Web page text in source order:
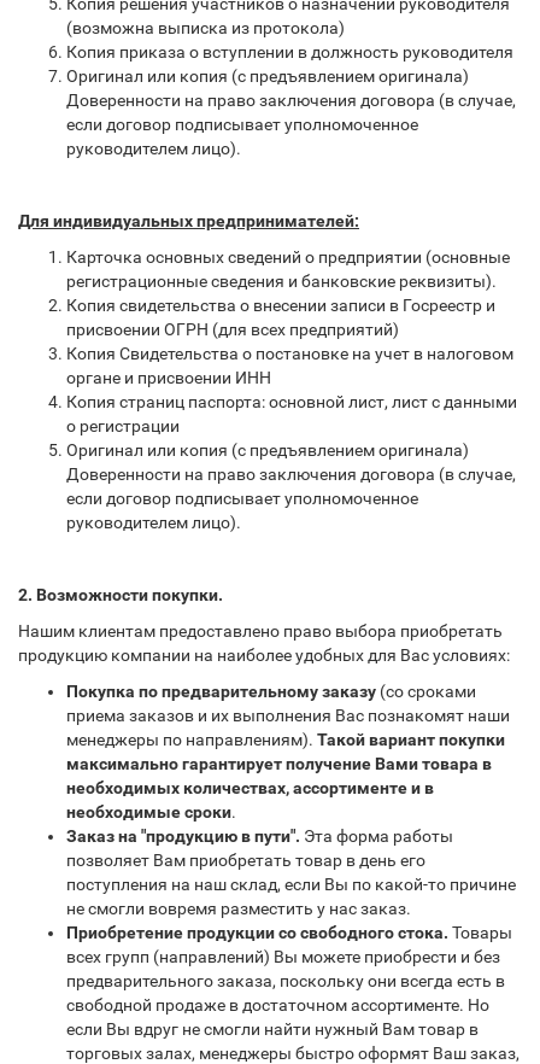
(возможна выписка из протокола)
Копия приказа о вступлении в должность руководителя
Оригинал или копия (с предъявлением оригинала)
Доверенности на право заключения договора (в случае,
если договор подписывает уполномоченное
руководителем лицо).
Для индивидуальных предпринимателей:
Карточка основных сведений о предприятии (основные
регистрационные сведения и банковские реквизиты).
Копия свидетельства о внесении записи в Госреестр и
присвоении ОГРН (для всех предприятий)
Копия Свидетельства о постановке на учет в налоговом
органе и присвоении ИНН
Копия страниц паспорта: основной лист, лист с данными
о регистрации
Оригинал или копия (с предъявлением оригинала)
Доверенности на право заключения договора (в случае,
если договор подписывает уполномоченное
руководителем лицо).
2. Возможности покупки.
Нашим клиентам предоставлено право выбора приобретать
продукцию компании на наиболее удобных для Вас условиях:
Покупка по предварительному заказу (со сроками
приема заказов и их выполнения Вас познакомят наши
менеджеры по направлениям). Такой вариант покупки
максимально гарантирует получение Вами товара в
необходимых количествах, ассортименте и в
необходимые сроки.
Заказ на "продукцию в пути". Эта форма работы
позволяет Вам приобретать товар в день его
поступления на наш склад, если Вы по какой-то причине
не смогли вовремя разместить у нас заказ.
Приобретение продукции со свободного стока. Товары
всех групп (направлений) Вы можете приобрести и без
предварительного заказа, поскольку они всегда есть в
свободной продаже в достаточном ассортименте. Но
если Вы вдруг не смогли найти нужный Вам товар в
торговых залах, менеджеры быстро оформят Ваш заказ,